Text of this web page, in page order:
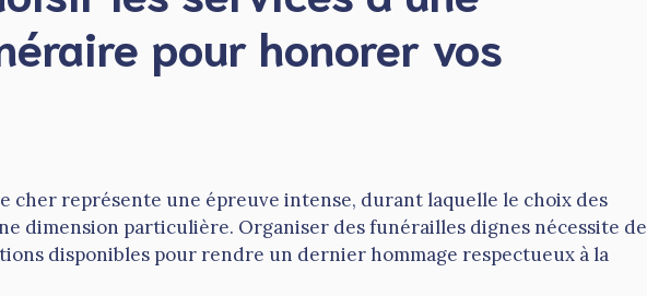
pour honorer vos
cher représente une épreuve intense, durant laquelle le choix des
dimension particulière. Organiser des funérailles dignes nécessite de
disponibles pour rendre un dernier hommage respectueux à la